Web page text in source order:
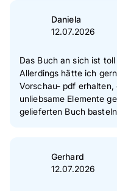
Daniela
12.07.2026
Das Buch an sich ist
Allerdings hätte ich
Vorschau- pdf
unliebsame Elemente gelöscht
gelieferten Buch
Layout war flexibel zu
Gerhard
12.07.2026